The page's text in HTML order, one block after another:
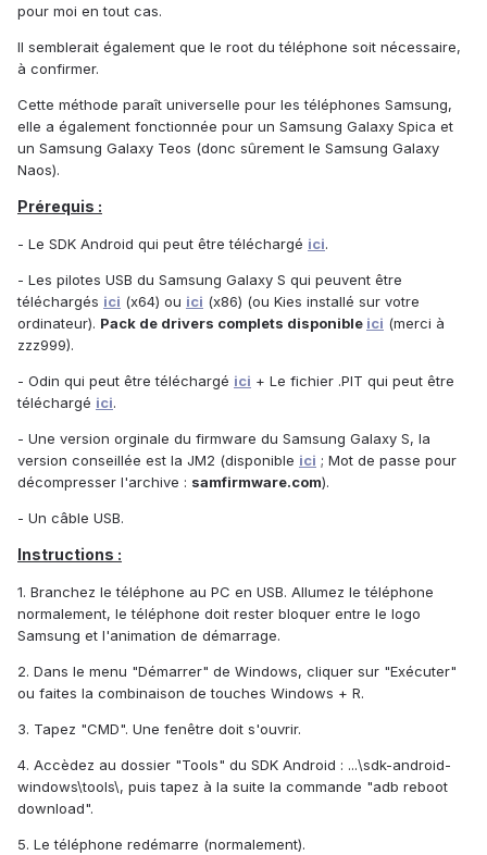
pour moi en tout cas.
Il semblerait également que le root du téléphone soit nécessaire,
à confirmer.
Cette méthode paraît universelle pour les téléphones Samsung,
elle a également fonctionnée pour un Samsung Galaxy Spica et
un Samsung Galaxy Teos (donc sûrement le Samsung Galaxy
Naos).
Prérequis :
- Le SDK Android qui peut être téléchargé ici.
- Les pilotes USB du Samsung Galaxy S qui peuvent être
téléchargés ici (x64) ou ici (x86) (ou Kies installé sur votre
ordinateur). Pack de drivers complets disponible ici (merci à
zzz999).
- Odin qui peut être téléchargé ici + Le fichier .PIT qui peut être
téléchargé ici.
- Une version orginale du firmware du Samsung Galaxy S, la
version conseillée est la JM2 (disponible ici ; Mot de passe pour
décompresser l'archive : samfirmware.com).
- Un câble USB.
Instructions :
1. Branchez le téléphone au PC en USB. Allumez le téléphone
normalement, le téléphone doit rester bloquer entre le logo
Samsung et l'animation de démarrage.
2. Dans le menu "Démarrer" de Windows, cliquer sur "Exécuter"
ou faites la combinaison de touches Windows + R.
3. Tapez "CMD". Une fenêtre doit s'ouvrir.
4. Accèdez au dossier "Tools" du SDK Android : ...\sdk-android-
windows\tools\, puis tapez à la suite la commande "adb reboot
download".
5. Le téléphone redémarre (normalement).